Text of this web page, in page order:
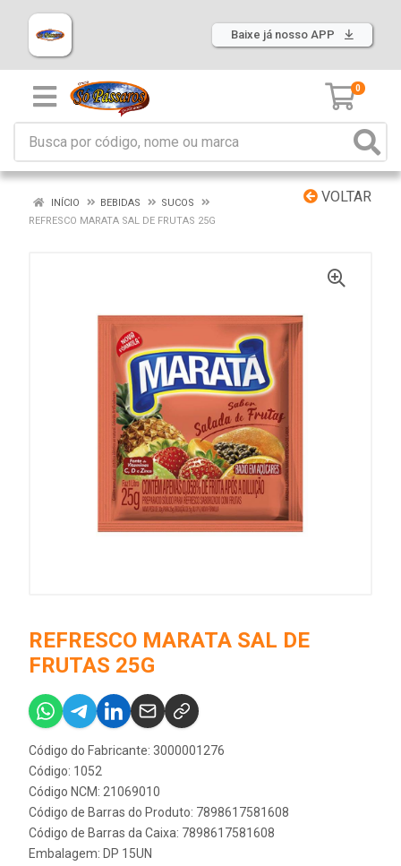
Baixe já nosso APP
0
VOLTAR
INÍCIO BEBIDAS
SUCOS
REFRESCO MARATA SAL DE FRUTAS 25G
REFRESCO MARATA SAL DE
FRUTAS 25G
Código do Fabricante: 3000001276
Código: 1052
Código NCM: 21069010
Código de Barras do Produto: 7898617581608
Código de Barras da Caixa: 7898617581608
Embalagem: DP 15UN